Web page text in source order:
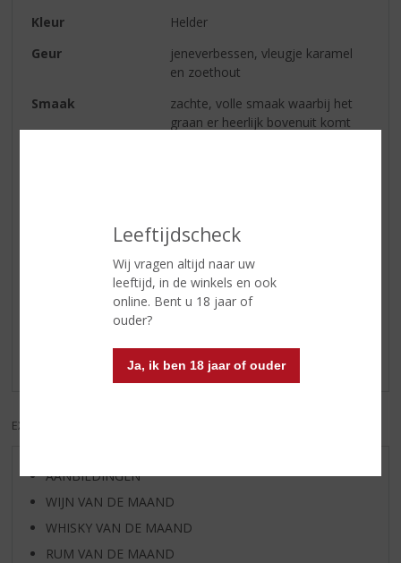
Leeftijdscheck
Wij vragen altijd naar uw
leeftijd, in de winkels en ook
online. Bent u 18 jaar of
ouder?
Ja, ik ben 18 jaar of ouder
Kleur
Helder
Geur
jeneverbessen, vleugje karamel
en zoethout
Smaak
zachte, volle smaak waarbij het
graan er heerlijk bovenuit komt
Reviews
Er zijn nog geen reviews geplaatst voor dit product
EXCL. BTW
AANBIEDINGEN
WIJN VAN DE MAAND
WHISKY VAN DE MAAND
RUM VAN DE MAAND